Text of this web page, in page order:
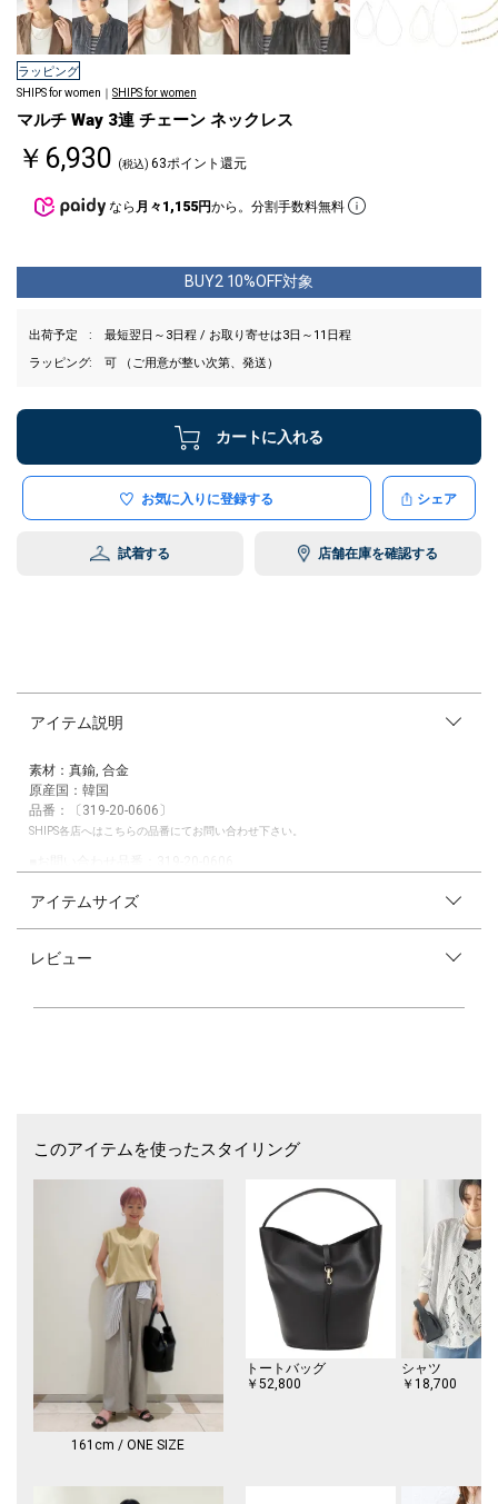
ラッピング
SHIPS for women｜ SHIPS for women
マルチ Way 3連 チェーン ネックレス
￥6,930 (税込) 63ポイント還元
なら 月々1,155円から。分割手数料無料
BUY2 10%OFF対象
出荷予定
最短翌日～3日程 / お取り寄せは3日～11日程
ラッピング
可 （ご用意が整い次第、発送）
カートに入れる
お気に入りに登録する シェア
試着する 店舗在庫を確認する
アイテム説明
素材：真鍮, 合金
原産国：韓国
品番：〔319-20-0606〕
SHIPS各店へはこちらの品番にてお問い合わせ下さい。
※末永く愛用頂く為に、アテンションタグを必ずご確認の上、着用又はお
アイテムサイズ
レビュー
このアイテムを使ったスタイリング
161cm / ONE SIZE
トートバッグ
￥52,800
シャツ
￥18,700